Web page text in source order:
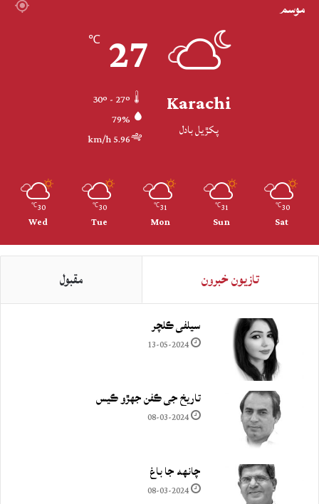
موسم
Karachi
پکڙيل بادل
27
℃
79%
5.96 km/h
30
℃
Sat
31
℃
Sun
31
℃
Mon
30
℃
Tue
30
℃
Wed
تازيون خبرون مقبول
سيلفي ڪلچر
13-05-2024
تاريخ جي ڪفن جھڙو ڪيس
08-03-2024
چانهه جا باغ
08-03-2024